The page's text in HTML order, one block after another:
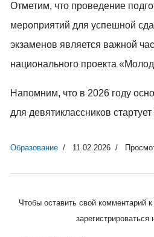
Отметим, что проведение
мероприятий для успешной
экзаменов является важной
национального проекта
Напомним, что в 2026 году
для девятиклассников
Образование 11.02.2026
Чтобы оставить свой комментарий
зарегистрироваться